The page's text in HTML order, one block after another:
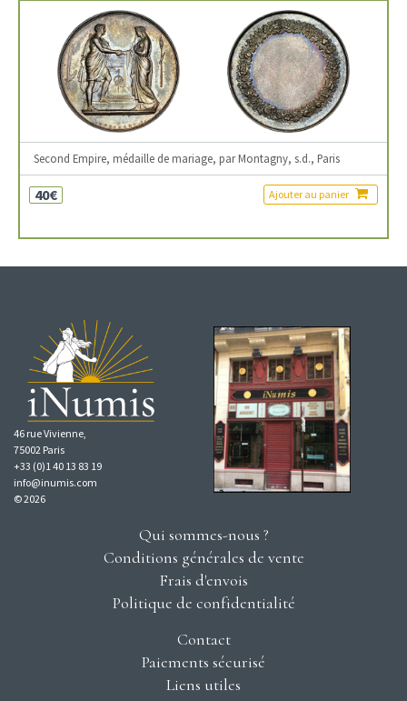
Second Empire, médaille de mariage, par Montagny, s.d., Paris
40€ Ajouter au panier
46 rue Vivienne,
75002 Paris
+33 (0)1 40 13 83 19
info@inumis.com
© 2026
Qui sommes-nous ?
Conditions générales de vente
Frais d'envois
Politique de confidentialité
Contact
Paiements sécurisé
Liens utiles